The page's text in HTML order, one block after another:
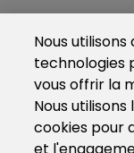
Nous
technologies
vous offrir la
Nous
cookies pour